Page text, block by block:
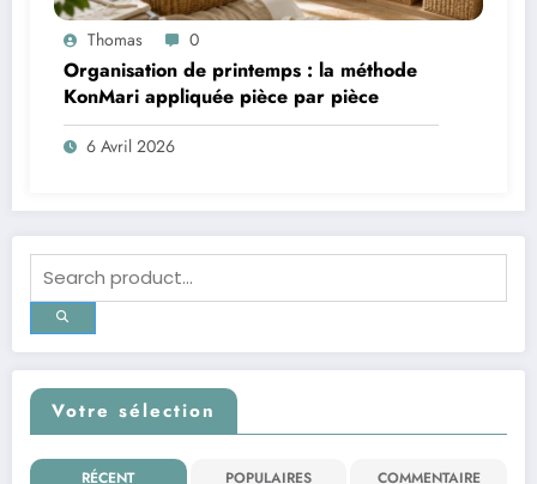
Thomas 0
Organisation de printemps : la méthode
KonMari appliquée pièce par pièce
6 Avril 2026
Votre sélection
RÉCENT POPULAIRES COMMENTAIRE